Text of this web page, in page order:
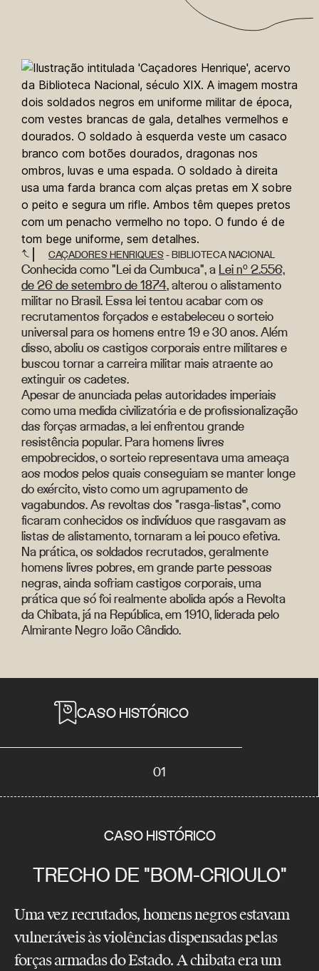
CAÇADORES HENRIQUES- BIBLIOTECA NACIONAL
Conhecida como "Lei da Cumbuca", a Lei nº 2.556,
de 26 de setembro de 1874, alterou o alistamento
militar no Brasil. Essa lei tentou acabar com os
recrutamentos forçados e estabeleceu o sorteio
universal para os homens entre 19 e 30 anos. Além
disso, aboliu os castigos corporais entre militares e
buscou tornar a carreira militar mais atraente ao
extinguir os cadetes.
Apesar de anunciada pelas autoridades imperiais
como uma medida civilizatória e de profissionalização
das forças armadas, a lei enfrentou grande
resistência popular. Para homens livres
empobrecidos, o sorteio representava uma ameaça
aos modos pelos quais conseguiam se manter longe
do exército, visto como um agrupamento de
vagabundos. As revoltas dos "rasga-listas", como
ficaram conhecidos os indivíduos que rasgavam as
listas de alistamento, tornaram a lei pouco efetiva.
Na prática, os soldados recrutados, geralmente
homens livres pobres, em grande parte pessoas
negras, ainda sofriam castigos corporais, uma
prática que só foi realmente abolida após a Revolta
da Chibata, já na República, em 1910, liderada pelo
Almirante Negro João Cândido.
CASO HISTÓRICO
01
CASO HISTÓRICO
TRECHO DE "BOM-CRIOULO"
Uma vez recrutados, homens negros estavam
vulneráveis às violências dispensadas pelas
forças armadas do Estado. A chibata era um